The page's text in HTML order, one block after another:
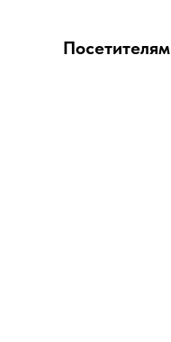
Посетителям